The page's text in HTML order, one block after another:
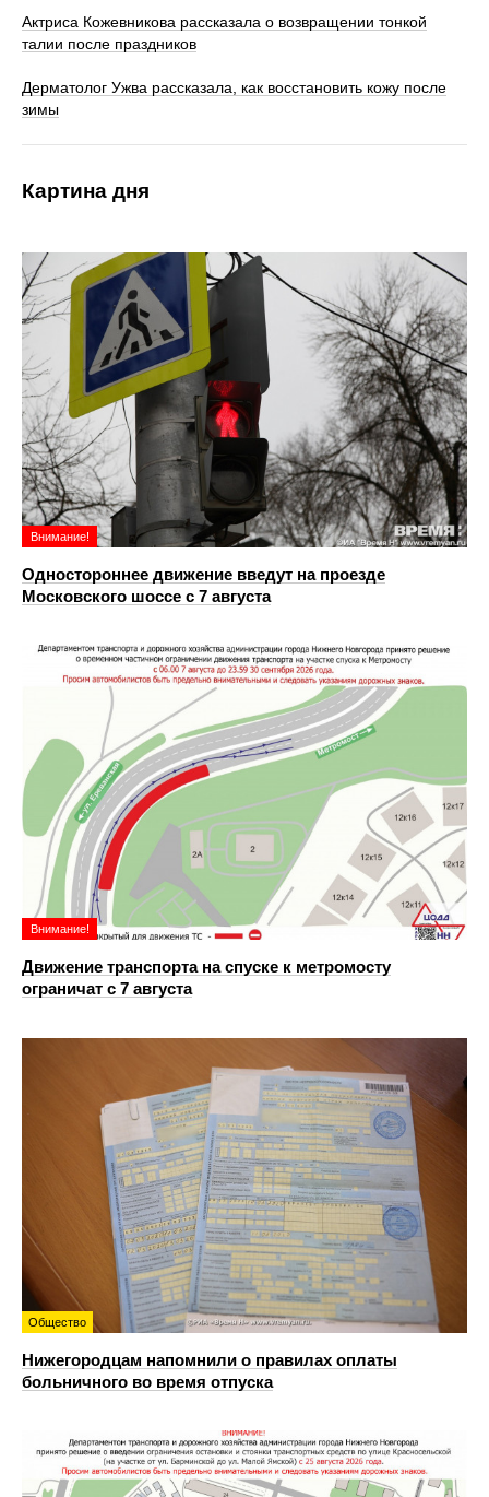
Актриса Кожевникова рассказала о возвращении тонкой
талии после праздников
Дерматолог Ужва рассказала, как восстановить кожу после
зимы
Картина дня
Внимание!
Одностороннее движение введут на проезде
Московского шоссе с 7 августа
Внимание!
Движение транспорта на спуске к метромосту
ограничат с 7 августа
Общество
Нижегородцам напомнили о правилах оплаты
больничного во время отпуска